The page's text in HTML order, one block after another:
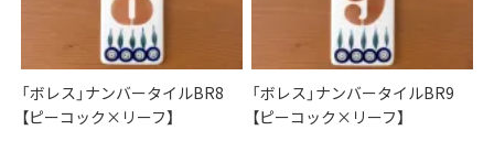
「ボレス」ナンバータイルBR8
【ピーコック×リーフ】
「ボレス」ナンバータイルBR9
【ピーコック×リーフ】